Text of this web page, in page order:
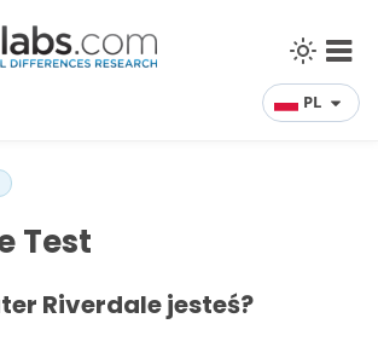
PL
Test
Riverdale jesteś?